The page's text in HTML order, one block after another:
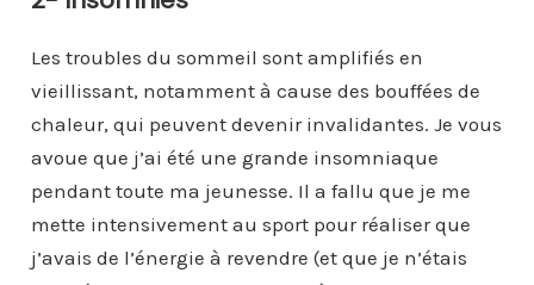
Les troubles du sommeil sont amplifiés en
vieillissant, notamment à cause des bouffées de
chaleur, qui peuvent devenir invalidantes. Je vous
avoue que j’ai été une grande insomniaque
pendant toute ma jeunesse. Il a fallu que je me
mette intensivement au sport pour réaliser que
j’avais de l’énergie à revendre (et que je n’étais